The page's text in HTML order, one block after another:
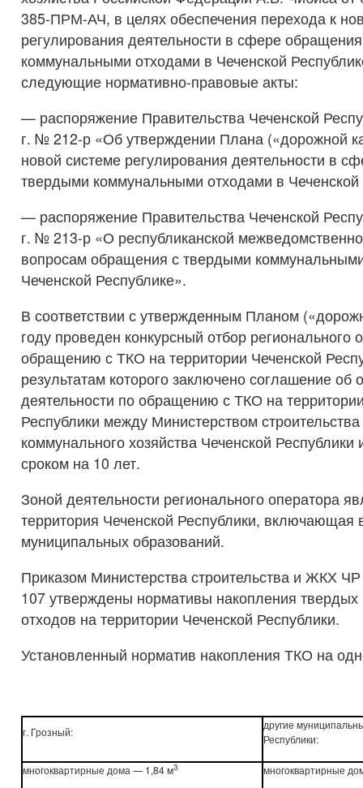
385-ПРМ-АЧ, в целях обеспечения перехода к
регулирования деятельности в сфере
коммунальными отходами в Чеченской
следующие нормативно-правовые акты:
— распоряжение Правительства Чеченской
г. № 212-р «Об утверждении Плана («дорожной
новой системе регулирования деятельности в
твердыми коммунальными отходами в Чеченской
— распоряжение Правительства Чеченской
г. № 213-р «О республиканской
вопросам обращения с твердыми
Чеченской Республике».
В соответствии с утвержденным Планом
году проведен конкурсный отбор регионального
обращению с ТКО на территории Чеченской
результатам которого заключено соглашение об
деятельности по обращению с ТКО на
Республики между Министерством
коммунального хозяйства Чеченской
сроком на 10 лет.
Зоной деятельности регионального оператора
территория Чеченской Республики, включающая
муниципальных образований.
Приказом Министерства строительства и ЖКХ
107 утверждены нормативы накопления
отходов на территории Чеченской Республики.
Установленный норматив накопления ТКО на
г. Грозный:
другие
Республики:
многоквартирные дома — 1,84 м3 многоквартирные